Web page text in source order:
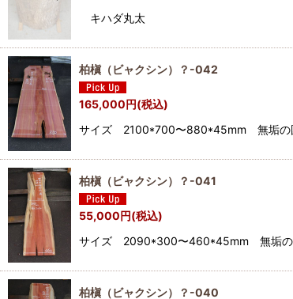
キハダ丸太
柏槇（ビャクシン）？-042
165,000円(税込)
サイズ 2100*700〜880*45mm 無垢の国
柏槇（ビャクシン）？-041
55,000円(税込)
サイズ 2090*300〜460*45mm 無垢の国
柏槇（ビャクシン）？-040